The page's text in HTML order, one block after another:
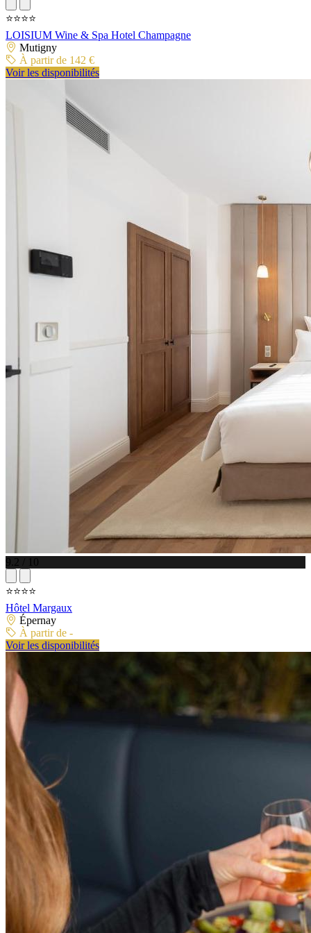
⭐⭐⭐⭐
LOISIUM Wine & Spa Hotel Champagne
Mutigny
À partir de 142 €
Voir les disponibilités
9.2 / 10
⭐⭐⭐⭐
Hôtel Margaux
Épernay
À partir de -
Voir les disponibilités